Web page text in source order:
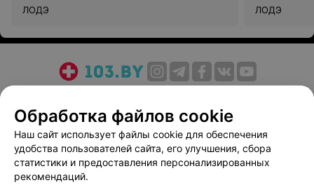
ЛОДЭ ЛОДЭ
Медицинский маркетинг
Публичный договор
Пользовательское соглашение
Способы оплаты
Вакансии
Партнеры
Написать руководителю 103.by
Обработка файлов cookie
Наш сайт использует файлы cookie для обеспечения
удобства пользователей сайта, его улучшения, сбора
статистики и предоставления персонализированных
рекомендаций.